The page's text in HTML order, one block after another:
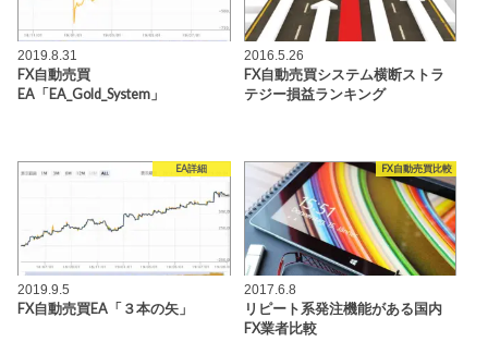
2019.8.31
FX自動売買
EA「EA_Gold_System」
2016.5.26
FX自動売買システム横断ストラ
テジー損益ランキング
EA詳細
2019.9.5
FX自動売買EA「３本の矢」
FX自動売買比較
2017.6.8
リピート系発注機能がある国内
FX業者比較